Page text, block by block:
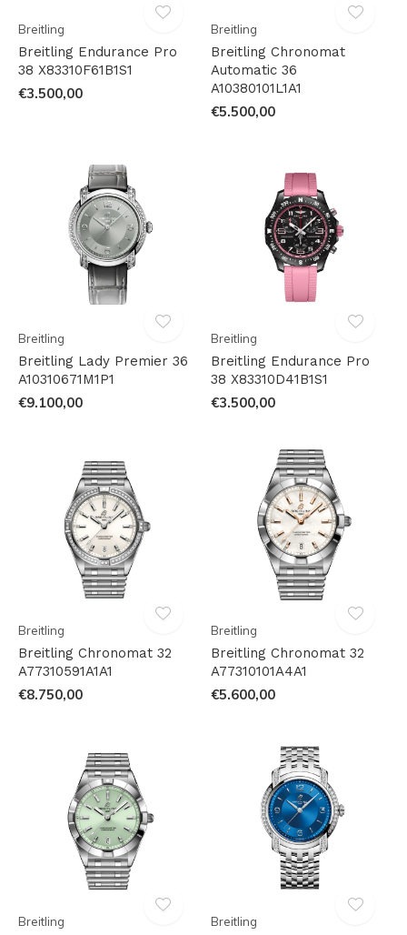
Breitling
Breitling Endurance Pro
38 X83310F61B1S1
€3.500,00
Breitling
Breitling Chronomat
Automatic 36
A10380101L1A1
€5.500,00
Breitling
Breitling Lady Premier 36
A10310671M1P1
€9.100,00
Breitling
Breitling Endurance Pro
38 X83310D41B1S1
€3.500,00
Breitling
Breitling Chronomat 32
A77310591A1A1
€8.750,00
Breitling
Breitling Chronomat 32
A77310101A4A1
€5.600,00
Breitling Breitling